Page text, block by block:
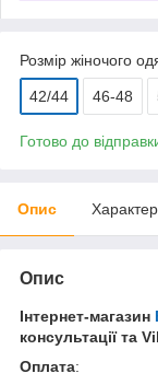
Розмір жіночого
42/44 46-48
Готово до
Опис
Опис
Інтернет-магазин
консультації та
Оплата: